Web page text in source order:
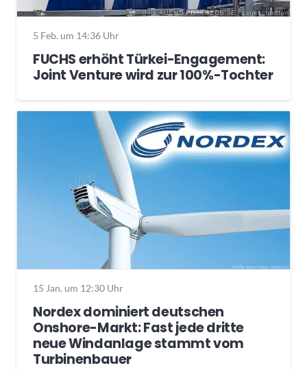
5 Feb. um 14:36 Uhr
FUCHS erhöht Türkei-Engagement:
Joint Venture wird zur 100%-Tochter
15 Jan. um 12:30 Uhr
Nordex dominiert deutschen
Onshore-Markt: Fast jede dritte
neue Windanlage stammt vom
Turbinenbauer